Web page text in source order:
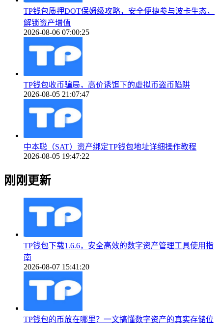
TP钱包质押DOT保姆级攻略，安全便捷参与波卡生态，
解锁资产增值
2026-08-06 07:00:25
TP钱包收币骗局，高价诱饵下的虚拟币盗币陷阱
2026-08-05 21:07:47
中本聪（SAT）资产绑定TP钱包地址详细操作教程
2026-08-05 19:47:22
刚刚更新
TP钱包下载1.6.6，安全高效的数字资产管理工具使用指
南
2026-08-07 15:41:20
TP钱包的币放在哪里？一文搞懂数字资产的真实存储位